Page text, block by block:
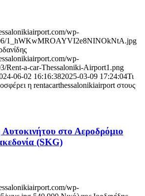
wp-
1_hWKwMROAYVI2e8NINOkNtA.jpg
wp-
Rent-a-car-Thessaloniki-Airport1.png
06-02 16:16:382025-03-09 17:24:04Τι
η rentacarthessalonikiairport στους
στο Αεροδρόμιο
(SKG)
wp-